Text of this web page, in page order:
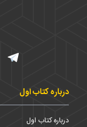
درباره کتاب اول
درباره کتاب اول